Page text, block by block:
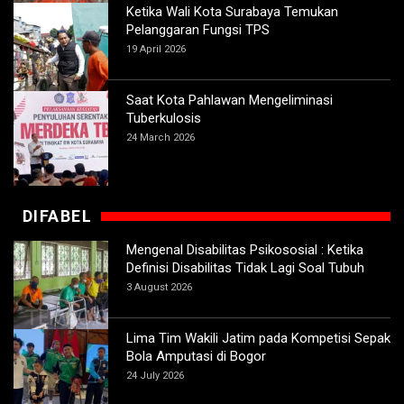
Ketika Wali Kota Surabaya Temukan
Pelanggaran Fungsi TPS
19 April 2026
Saat Kota Pahlawan Mengeliminasi
Tuberkulosis
24 March 2026
DIFABEL
Mengenal Disabilitas Psikososial : Ketika
Definisi Disabilitas Tidak Lagi Soal Tubuh
3 August 2026
Lima Tim Wakili Jatim pada Kompetisi Sepak
Bola Amputasi di Bogor
24 July 2026